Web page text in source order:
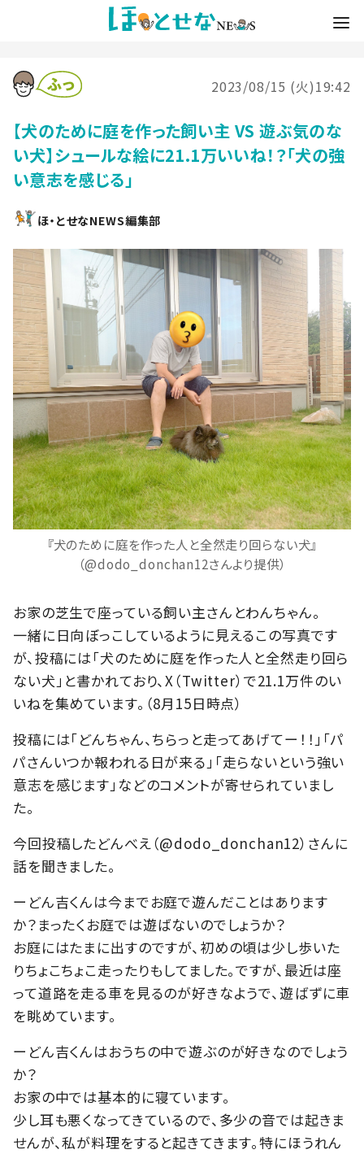
2023/08/15 (火)19:42
【犬のために庭を作った飼い主 VS 遊ぶ気のな
い犬】シュールな絵に21.1万いいね！？「犬の強
い意志を感じる」
ほ・とせなNEWS編集部
『犬のために庭を作った人と全然走り回らない犬』
（@dodo_donchan12さんより提供）
お家の芝生で座っている飼い主さんとわんちゃん。
一緒に日向ぼっこしているように見えるこの写真です
が、投稿には「犬のために庭を作った人と全然走り回ら
ない犬」と書かれており、X（Twitter）で21.1万件のい
いねを集めています。（8月15日時点）
投稿には「どんちゃん、ちらっと走ってあげてー！！」「パ
パさんいつか報われる日が来る」「走らないという強い
意志を感じます」などのコメントが寄せられていまし
た。
今回投稿したどんべえ（@dodo_donchan12）さんに
話を聞きました。
ーどん吉くんは今までお庭で遊んだことはあります
か？まったくお庭では遊ばないのでしょうか？
お庭にはたまに出すのですが、初めの頃は少し歩いた
りちょこちょこ走ったりもしてました。ですが、最近は座
って道路を走る車を見るのが好きなようで、遊ばずに車
を眺めています。
ーどん吉くんはおうちの中で遊ぶのが好きなのでしょう
か？
お家の中では基本的に寝ています。
少し耳も悪くなってきているので、多少の音では起きま
せんが、私が料理をすると起きてきます。特にほうれん